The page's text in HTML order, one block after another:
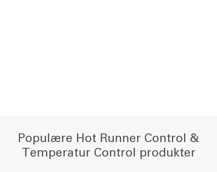
Populære Hot Runner Control &
Temperatur Control produkter